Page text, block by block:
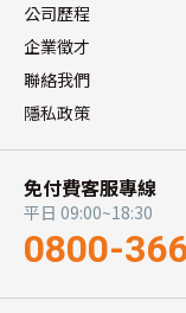
公司歷程
企業徵才
聯絡我們
隱私政策
免付費客服專線
平日 09:00~18:30
0800-